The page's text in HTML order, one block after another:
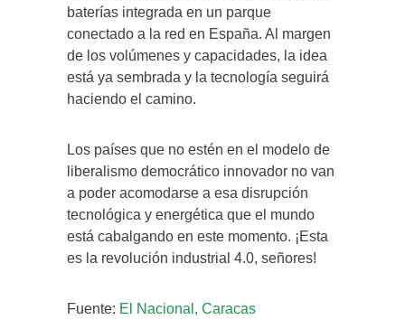
baterías integrada en un parque
conectado a la red en España. Al margen
de los volúmenes y capacidades, la idea
está ya sembrada y la tecnología seguirá
haciendo el camino.
Los países que no estén en el modelo de
liberalismo democrático innovador no van
a poder acomodarse a esa disrupción
tecnológica y energética que el mundo
está cabalgando en este momento. ¡Esta
es la revolución industrial 4.0, señores!
Fuente: El Nacional, Caracas